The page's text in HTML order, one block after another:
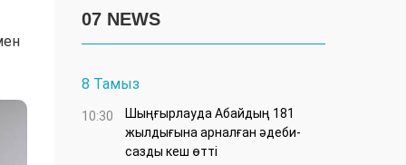
07 NEWS
8 Тамыз
10:30
Шыңғырлауда Абайдың 181
жылдығына арналған әдеби-
сазды кеш өтті